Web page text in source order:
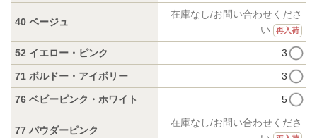
40 ベージュ
在庫なし/お問い合わせくださ
い
再入荷
52 イエロー・ピンク 3
71 ボルドー・アイボリー 3
76 ベビーピンク・ホワイト 5
77 パウダーピンク
在庫なし/お問い合わせくださ